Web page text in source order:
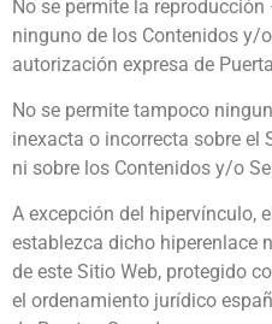
No se permite la
ninguno de los Contenidos y/
autorización expresa de
No se permite tampoco
inexacta o incorrecta sobre el
ni sobre los Contenidos y/o
A excepción del hipervínculo,
establezca dicho hiperenlace
de este Sitio Web, protegido
el ordenamiento jurídico